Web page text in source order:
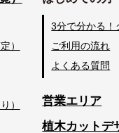
）
）
3分で分かる！
ご利用の流れ
よくある質問
営業エリア
植木カットデ